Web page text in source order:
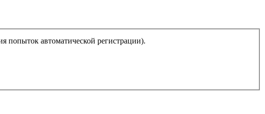
попыток автоматической регистрации).